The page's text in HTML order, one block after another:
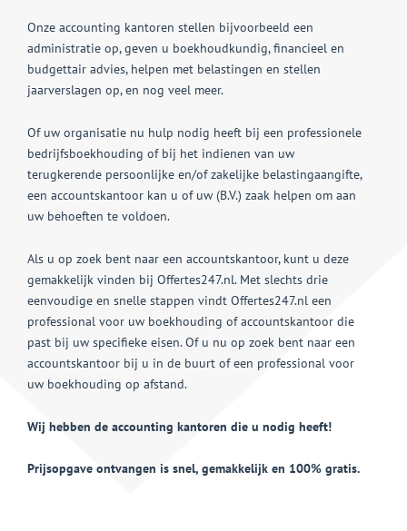
Onze accounting kantoren stellen bijvoorbeeld een
administratie op, geven u boekhoudkundig, financieel en
budgettair advies, helpen met belastingen en stellen
jaarverslagen op, en nog veel meer.
Of uw organisatie nu hulp nodig heeft bij een professionele
bedrijfsboekhouding of bij het indienen van uw
terugkerende persoonlijke en/of zakelijke belastingaangifte,
een accountskantoor kan u of uw (B.V.) zaak helpen om aan
uw behoeften te voldoen.
Als u op zoek bent naar een accountskantoor, kunt u deze
gemakkelijk vinden bij Offertes247.nl. Met slechts drie
eenvoudige en snelle stappen vindt Offertes247.nl een
professional voor uw boekhouding of accountskantoor die
past bij uw specifieke eisen. Of u nu op zoek bent naar een
accountskantoor bij u in de buurt of een professional voor
uw boekhouding op afstand.
Wij hebben de accounting kantoren die u nodig heeft!
Prijsopgave ontvangen is snel, gemakkelijk en 100% gratis.